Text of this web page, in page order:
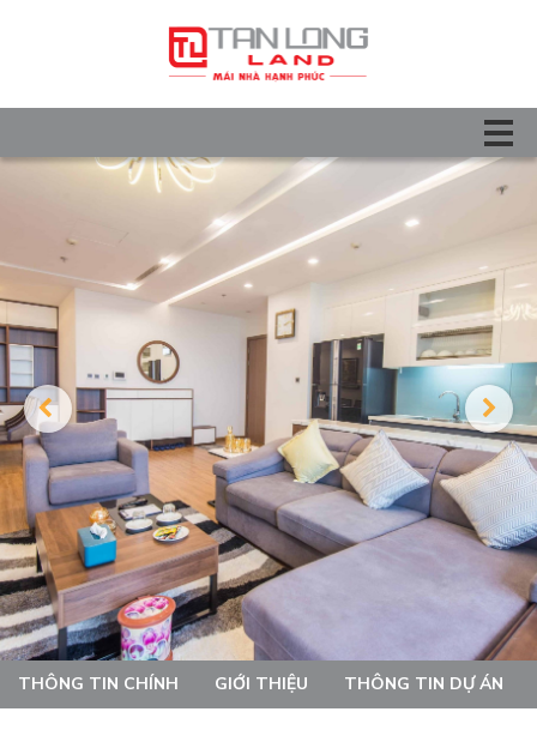
THÔNG TIN CHÍNH GIỚI THIỆU THÔNG TIN DỰ ÁN